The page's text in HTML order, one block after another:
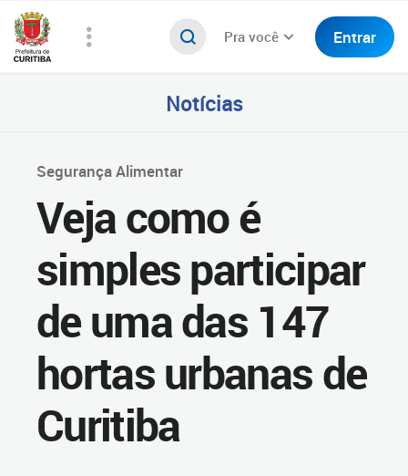
Pra você Entrar
Notícias
Segurança Alimentar
Veja como é
simples participar
de uma das 147
hortas urbanas de
Curitiba